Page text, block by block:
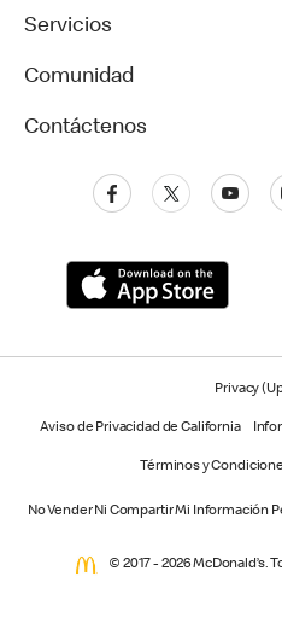
Servicios
Comunidad
Contáctenos
Privacy
Aviso de Privacidad de California
Términos y
No Vender Ni Compartir Mi Información
© 2017 - 2026 McDonald’s.